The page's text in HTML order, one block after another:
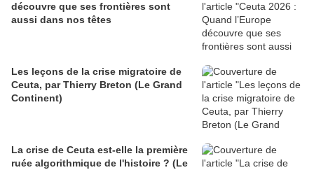
découvre que ses frontières sont
aussi dans nos têtes
Les leçons de la crise migratoire de
Ceuta, par Thierry Breton (Le Grand
Continent)
La crise de Ceuta est-elle la première
ruée algorithmique de l'histoire ? (Le